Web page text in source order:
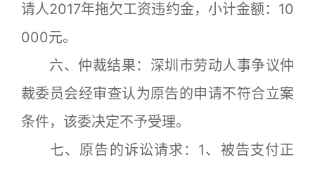
请人2017年拖欠工资违约金，小计金额：10
000元。
六、仲裁结果：深圳市劳动人事争议仲
裁委员会经审查认为原告的申请不符合立案
条件，该委决定不予受理。
七、原告的诉讼请求：1、被告支付正